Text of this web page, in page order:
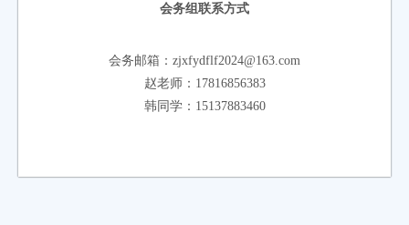
会务组联系方式
会务邮箱：zjxfydflf2024@163.com
赵老师：17816856383
韩同学：15137883460